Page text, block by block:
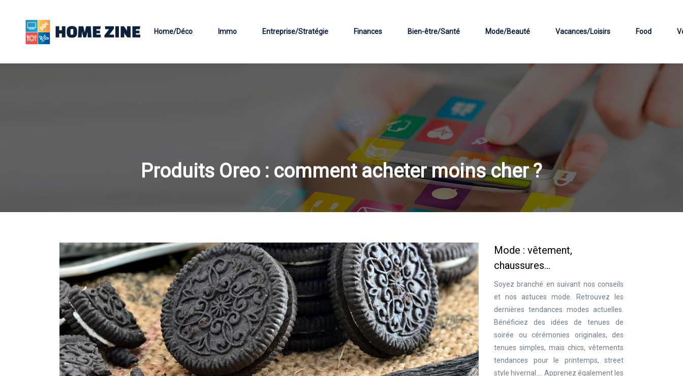
Home/Déco Immo Entreprise/Stratégie Finances Bien-être/Santé Mode/Beauté Vacances/Loisirs Food
Produits Oreo : comment acheter moins cher ?
Mode : vêtement,
chaussures…
Soyez branché en suivant nos conseils
et nos astuces mode. Retrouvez les
dernières tendances modes actuelles.
Bénéficiez des idées de tenues de
soirée ou cérémonies originales, des
tenues simples, mais chics, vêtements
tendances pour le printemps, street
style hivernal…. Apprenez également les